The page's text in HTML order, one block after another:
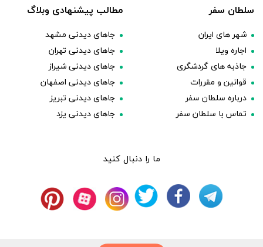
سلطان سفر
شهر های ایران
اجاره ویلا
جاذبه های گردشگری
قوانین و مقررات
درباره سلطان سفر
تماس با سلطان سفر
مطالب پیشنهادی وبلاگ
جاهای دیدنی مشهد
جاهای دیدنی تهران
جاهای دیدنی شیراز
جاهای دیدنی اصفهان
جاهای دیدنی تبریز
جاهای دیدنی یزد
ما را دنبال کنید